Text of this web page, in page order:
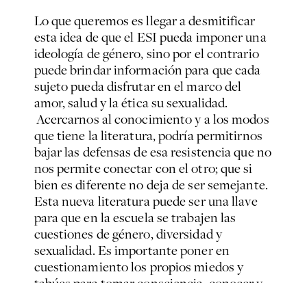
Lo que queremos es llegar a desmitificar
esta idea de que el ESI pueda imponer una
ideología de género, sino por el contrario
puede brindar información para que cada
sujeto pueda disfrutar en el marco del
amor, salud y la ética su sexualidad.
Acercarnos al conocimiento y a los modos
que tiene la literatura, podría permitirnos
bajar las defensas de esa resistencia que no
nos permite conectar con el otro; que si
bien es diferente no deja de ser semejante.
Esta nueva literatura puede ser una llave
para que en la escuela se trabajen las
cuestiones de género, diversidad y
sexualidad. Es importante poner en
cuestionamiento los propios miedos y